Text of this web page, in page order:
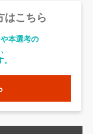
はこちら
本選考の